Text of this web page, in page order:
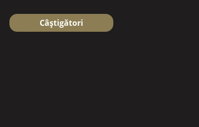
Câștigători